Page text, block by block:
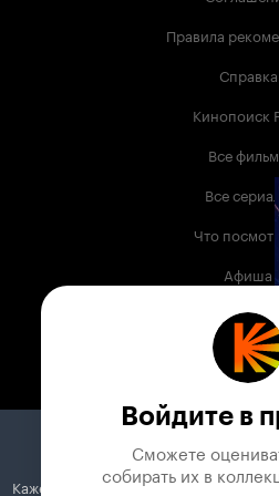
Правила
Справка
Кинопоиск
Все
Все
Что
Афиша
Музыка
Служба
Войдите в
Сможете
собирать их в
Кажется, вы используете